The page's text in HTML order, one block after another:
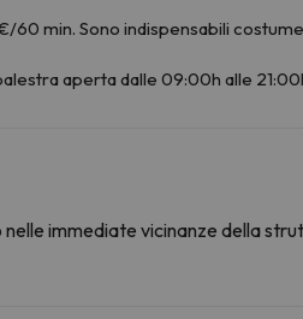
60 min. Sono indispensabili
aperta dalle 09:00h alle
immediate vicinanze della